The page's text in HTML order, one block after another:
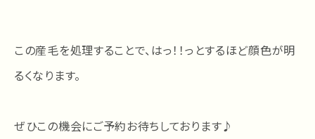
この産毛を処理することで、はっ！！っとするほど顔色が明
るくなります。
ぜひこの機会にご予約お待ちしております♪